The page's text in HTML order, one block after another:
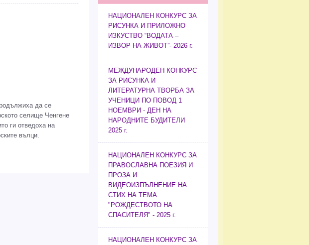
да се
селище Ченгене
ги отведоха на
вълци.
НАЦИОНАЛЕН КОНКУРС ЗА
РИСУНКА И ПРИЛОЖНО
ИЗКУСТВО “ВОДАТА –
ИЗВОР НА ЖИВОТ”- 2026 г.
МЕЖДУНАРОДЕН КОНКУРС
ЗА РИСУНКА И
ЛИТЕРАТУРНА ТВОРБА ЗА
УЧЕНИЦИ ПО ПОВОД 1
НОЕМВРИ - ДЕН НА
НАРОДНИТЕ БУДИТЕЛИ
2025 г.
НАЦИОНАЛЕН КОНКУРС ЗА
ПРАВОСЛАВНА ПОЕЗИЯ И
ПРОЗА И
ВИДЕОИЗПЪЛНЕНИЕ НА
СТИХ НА ТЕМА
"РОЖДЕСТВОТО НА
СПАСИТЕЛЯ" - 2025 г.
НАЦИОНАЛЕН КОНКУРС ЗА